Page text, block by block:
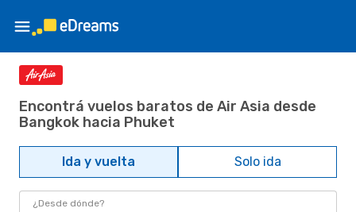
Encontrá vuelos baratos de Air Asia desde
Bangkok hacia Phuket
Ida y vuelta Solo ida
¿Desde dónde?